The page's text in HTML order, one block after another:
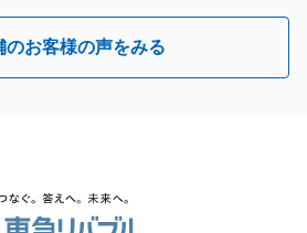
のお客様の声をみる